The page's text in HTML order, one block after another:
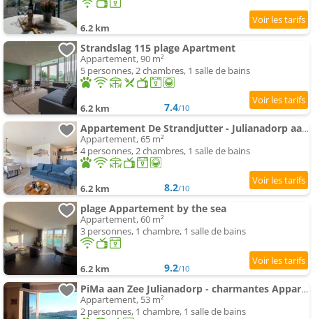
6.2 km
Strandslag 115 plage Apartment
Appartement, 90 m²
5 personnes, 2 chambres, 1 salle de bains
6.2 km 7.4/10
Appartement De Strandjutter - Julianadorp aan Zee
Appartement, 65 m²
4 personnes, 2 chambres, 1 salle de bains
6.2 km 8.2/10
plage Appartement by the sea
Appartement, 60 m²
3 personnes, 1 chambre, 1 salle de bains
6.2 km 9.2/10
PiMa aan Zee Julianadorp - charmantes Appartement für bis zu 2 Personen in unmittelbarer Nähe zum St
Appartement, 53 m²
2 personnes, 1 chambre, 1 salle de bains